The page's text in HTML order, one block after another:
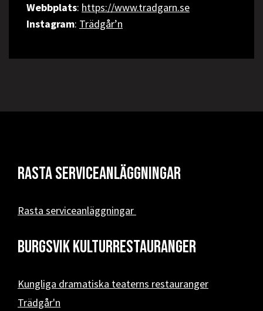
Webbplats: https://www.tradgarn.se
Instagram: Trädgår’n
Rasta serviceanläggningar
Rasta serviceanläggningar
Burgsvik kulturrestauranger
Kungliga dramatiska teaterns restauranger
Trädgår'n